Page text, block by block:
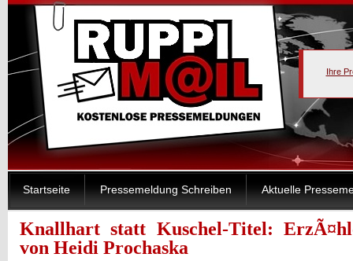
Ihre
Startseite Pressemeldung Schreiben Aktuelle
Knallhart statt Kuschel-Titel:
von Heidi Prochaska